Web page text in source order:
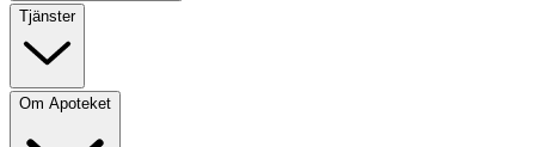
Tjänster
Om Apoteket